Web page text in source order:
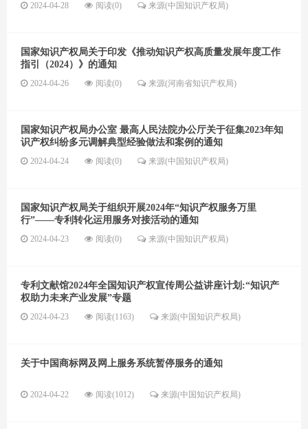
2024-04-28 阅读(0) 来源(中国知识产权局)
国家知识产权局关于印发《推动知识产权高质量发展年度工作
指引（2024）》的通知
2024-04-26 阅读(0) 来源(河南省知识产权局)
国家知识产权局办公室 最高人民法院办公厅关于征集2023年知
识产权纠纷多元调解典型经验做法和案例的通知
2024-04-24 阅读(0) 来源(中国知识产权局)
国家知识产权局关于组织开展2024年“知识产权服务万里
行”——专利转化运用服务对接活动的通知
2024-04-23 阅读(0) 来源(中国知识产权局)
专利文献馆2024年全国知识产权宣传周公益讲座计划:“知识产
权助力未来产业发展”专题
2024-04-23 阅读(1163) 来源(中国知识产权局)
关于中国商标网及网上服务系统暂停服务的通知
2024-04-22 阅读(1012) 来源(中国知识产权局)